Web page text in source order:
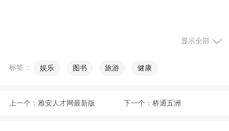
显示全部
标签： 娱乐 图书 旅游 健康
上一个： 雅安人才网最新版 下一个： 桥通五洲